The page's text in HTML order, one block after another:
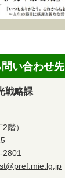
い合わせ先
略課
階）
2801